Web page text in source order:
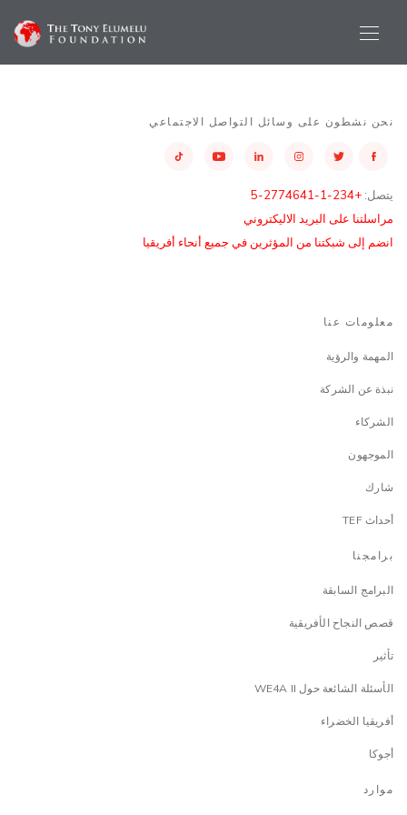
نحن نشطون على وسائل التواصل الاجتماعي
يتصل: +234-1-2774641-5
مراسلتنا على البريد الاليكتروني
انضم إلى شبكتنا من المؤثرين في جميع أنحاء أفريقيا
معلومات عنا
المهمة والرؤية
نبذة عن الشركة
الشركاء
الموجهون
شارك
أحداث TEF
برامجنا
البرامج السابقة
قصص النجاح الأفريقية
تأثير
الأسئلة الشائعة حول WE4A II
أفريقيا الخضراء
أجوكا
موارد